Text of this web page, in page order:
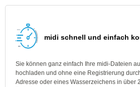
midi schnell und einfach
Sie können ganz einfach Ihre midi-Dateien
hochladen und ohne eine Registrierung
Adresse oder eines Wasserzeichens in über